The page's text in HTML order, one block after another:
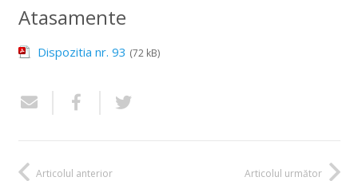
Atasamente
Dispozitia nr. 93 (72 kB)
Articolul anterior Articolul următor